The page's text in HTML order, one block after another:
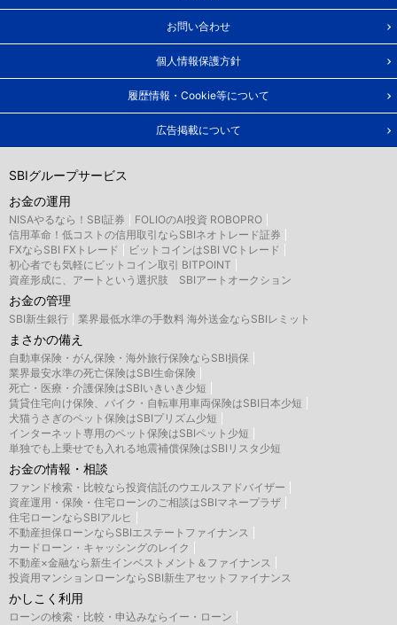
お問い合わせ
個人情報保護方針
履歴情報・Cookie等について
広告掲載について
SBIグループサービス
お金の運用
NISAやるなら！SBI証券
FOLIOのAI投資 ROBOPRO
信用革命！低コストの信用取引ならSBIネオトレード証券
FXならSBI FXトレード
ビットコインはSBI VCトレード
初心者でも気軽にビットコイン取引 BITPOINT
資産形成に、アートという選択肢 SBIアートオークション
お金の管理
SBI新生銀行 業界最低水準の手数料 海外送金ならSBIレミット
まさかの備え
自動車保険・がん保険・海外旅行保険ならSBI損保
業界最安水準の死亡保険はSBI生命保険
死亡・医療・介護保険はSBIいきいき少短
賃貸住宅向け保険、バイク・自転車用車両保険はSBI日本少短
犬猫うさぎのペット保険はSBIプリズム少短
インターネット専用のペット保険はSBIペット少短
単独でも上乗せでも入れる地震補償保険はSBIリスタ少短
お金の情報・相談
ファンド検索・比較なら投資信託のウエルスアドバイザー
資産運用・保険・住宅ローンのご相談はSBIマネープラザ
住宅ローンならSBIアルヒ
不動産担保ローンならSBIエステートファイナンス
カードローン・キャッシングのレイク
不動産×金融なら新生インベストメント＆ファイナンス
投資用マンションローンならSBI新生アセットファイナンス
かしこく利用
ローンの検索・比較・申込みならイー・ローン